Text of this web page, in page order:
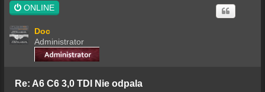
ONLINE
Doc
Administrator
Re: A6 C6 3,0 TDI Nie odpala